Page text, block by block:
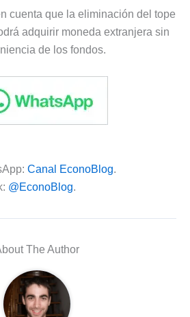
cuenta que la eliminación del tope
adquirir moneda extranjera sin
de los fondos.
Canal EconoBlog.
@EconoBlog.
The Author